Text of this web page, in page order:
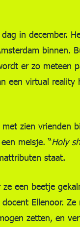
in december.
binnen.
er zo meteen
een virtual
zien vrienden
meisje. “Holy
staat.
een beetje
Ellenoor.
zetten, en